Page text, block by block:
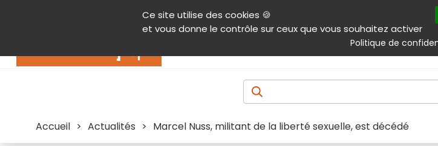
Ce site utilise des cookies 🍪
et vous donne le contrôle sur ceux que vous souhaitez activer
Politique de
Contenu Aide et accessibilité Menu principal
Produits & services Emploi
Accueil > Actualités > Marcel Nuss, militant de la liberté sexuelle, est décédé